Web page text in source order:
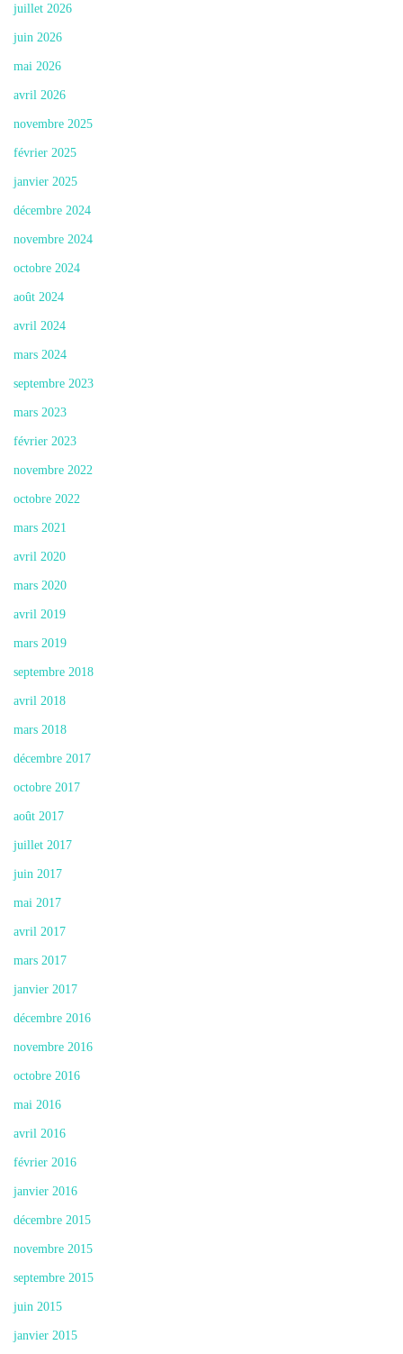
juillet 2026
juin 2026
mai 2026
avril 2026
novembre 2025
février 2025
janvier 2025
décembre 2024
novembre 2024
octobre 2024
août 2024
avril 2024
mars 2024
septembre 2023
mars 2023
février 2023
novembre 2022
octobre 2022
mars 2021
avril 2020
mars 2020
avril 2019
mars 2019
septembre 2018
avril 2018
mars 2018
décembre 2017
octobre 2017
août 2017
juillet 2017
juin 2017
mai 2017
avril 2017
mars 2017
janvier 2017
décembre 2016
novembre 2016
octobre 2016
mai 2016
avril 2016
février 2016
janvier 2016
décembre 2015
novembre 2015
septembre 2015
juin 2015
janvier 2015